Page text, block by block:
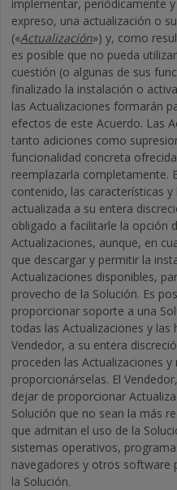
implementar, periódicamente
expreso, una actualización o
(«Actualización») y, como
es posible que no pueda
cuestión (o algunas de sus
finalizado la instalación o
las Actualizaciones formarán
efectos de este Acuerdo. Las
tanto adiciones como
funcionalidad concreta
reemplazarla completamente.
contenido, las características
actualizada a su entera
obligado a facilitarle la opción
Actualizaciones, aunque, en
que descargar y permitir la
Actualizaciones disponibles,
provecho de la Solución. Es
proporcionar soporte a una
todas las Actualizaciones y las
Vendedor, a su entera
proceden las Actualizaciones
proporcionárselas. El
dejar de proporcionar
Solución que no sean la más
que admitan el uso de la
sistemas operativos,
navegadores y otros software
la Solución.